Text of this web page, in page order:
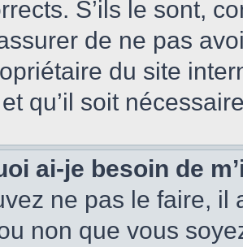
S’ils le sont,
de ne pas
du site
qu’il soit
ai-je besoin de
ne pas le faire, il
non que vous